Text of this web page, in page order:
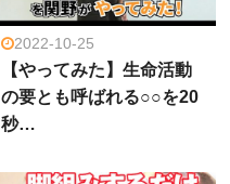
2022-10-25
【やってみた】生命活動
の要とも呼ばれる○○を20
秒…